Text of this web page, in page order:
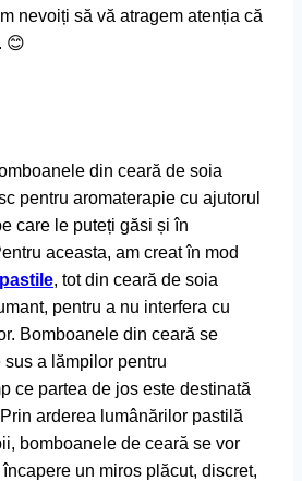
nevoiți să vă atragem atenția că
😊
din ceară de soia
pentru aromaterapie cu ajutorul
care le puteți găsi și în
aceasta, am creat în mod
, tot din ceară de soia
pentru a nu interfera cu
Bomboanele din ceară se
a lămpilor pentru
ce partea de jos este destinată
arderea lumânărilor pastilă
bomboanele de ceară se vor
un miros plăcut, discret,